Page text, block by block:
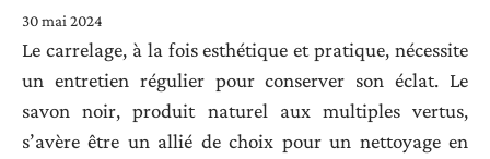
30 mai 2024
Le carrelage, à la fois esthétique et pratique, nécessite
un entretien régulier pour conserver son éclat. Le
savon noir, produit naturel aux multiples vertus,
s’avère être un allié de choix pour un nettoyage en